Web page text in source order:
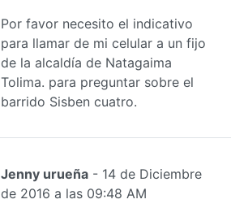
Por favor necesito el indicativo
para llamar de mi celular a un fijo
de la alcaldía de Natagaima
Tolima. para preguntar sobre el
barrido Sisben cuatro.
Jenny urueña - 14 de Diciembre
de 2016 a las 09:48 AM